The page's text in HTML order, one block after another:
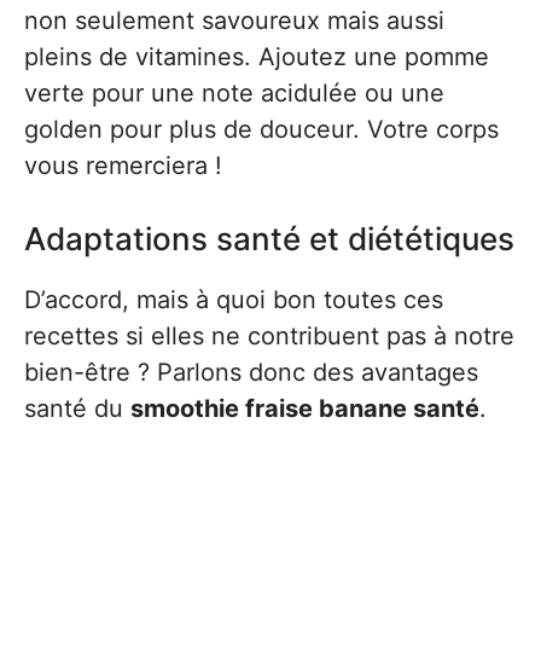
non seulement savoureux mais aussi
pleins de vitamines. Ajoutez une pomme
verte pour une note acidulée ou une
golden pour plus de douceur. Votre corps
vous remerciera !
Adaptations santé et diététiques
D’accord, mais à quoi bon toutes ces
recettes si elles ne contribuent pas à notre
bien-être ? Parlons donc des avantages
santé du smoothie fraise banane santé.